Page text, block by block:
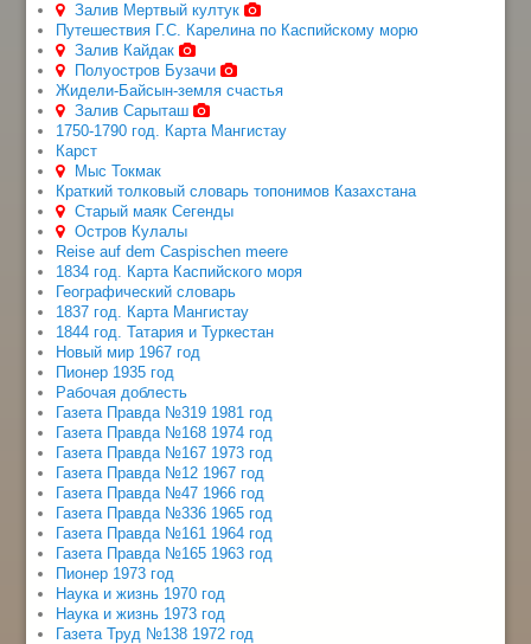
Залив Мертвый култук
Путешествия Г.С. Карелина по Каспийскому морю
Залив Кайдак
Полуостров Бузачи
Жидели-Байсын-земля счастья
Залив Сарыташ
1750-1790 год. Карта Мангистау
Карст
Мыс Токмак
Краткий толковый словарь топонимов Казахстана
Старый маяк Сегенды
Остров Кулалы
Reise auf dem Caspischen meere
1834 год. Карта Каспийского моря
Географический словарь
1837 год. Карта Мангистау
1844 год. Татария и Туркестан
Новый мир 1967 год
Пионер 1935 год
Рабочая доблесть
Газета Правда №319 1981 год
Газета Правда №168 1974 год
Газета Правда №167 1973 год
Газета Правда №12 1967 год
Газета Правда №47 1966 год
Газета Правда №336 1965 год
Газета Правда №161 1964 год
Газета Правда №165 1963 год
Пионер 1973 год
Наука и жизнь 1970 год
Наука и жизнь 1973 год
Газета Труд №138 1972 год